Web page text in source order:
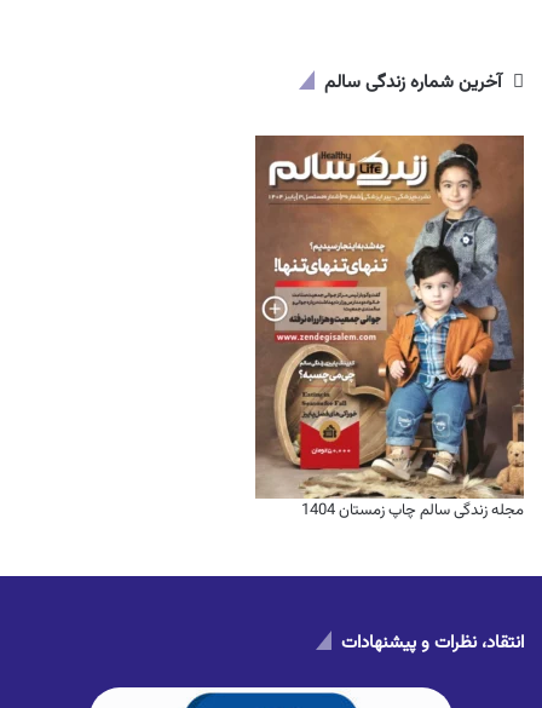
آخرین شماره زندگی سالم
مجله زندگی سالم چاپ زمستان 1404
انتقاد، نظرات و پیشنهادات